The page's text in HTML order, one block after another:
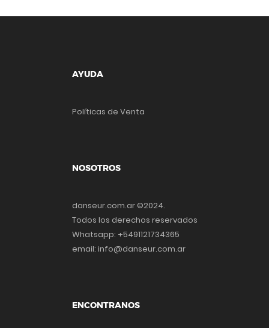
AYUDA
Políticas de Venta
NOSOTROS
danseur.com.ar ©2024.
Todos los derechos reservados
Whatsapp: +5491121734365
email: info@danseur.com.ar
ENCONTRANOS